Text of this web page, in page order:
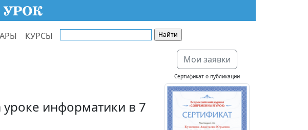
КУРСЫ
информатики в 7
Мои заявки
Сертификат о публикации